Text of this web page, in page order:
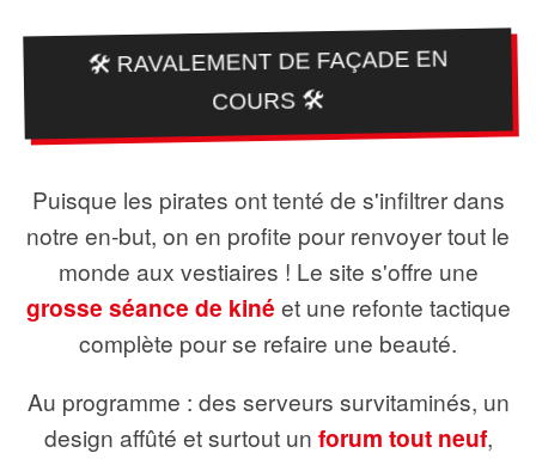
🛠️ RAVALEMENT DE FAÇADE EN
COURS 🛠️
Puisque les pirates ont tenté de s'infiltrer dans
notre en-but, on en profite pour renvoyer tout le
monde aux vestiaires ! Le site s'offre une
grosse séance de kiné et une refonte tactique
complète pour se refaire une beauté.
Au programme : des serveurs survitaminés, un
design affûté et surtout un forum tout neuf,